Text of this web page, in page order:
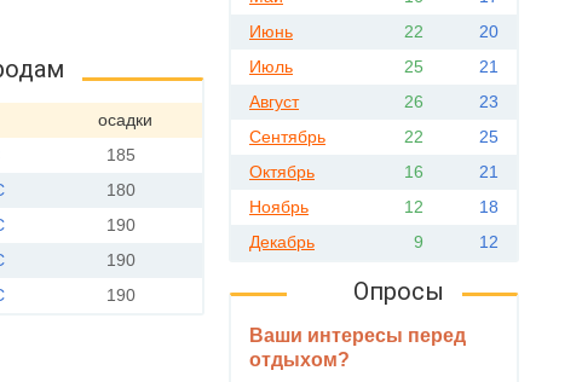
осадки
185
180
190
190
190
Июнь
22
20
Июль
25
21
Август
26
23
Сентябрь
22
25
Октябрь
16
21
Ноябрь
12
18
Декабрь
9 12
Опросы
Ваши интересы перед
отдыхом?